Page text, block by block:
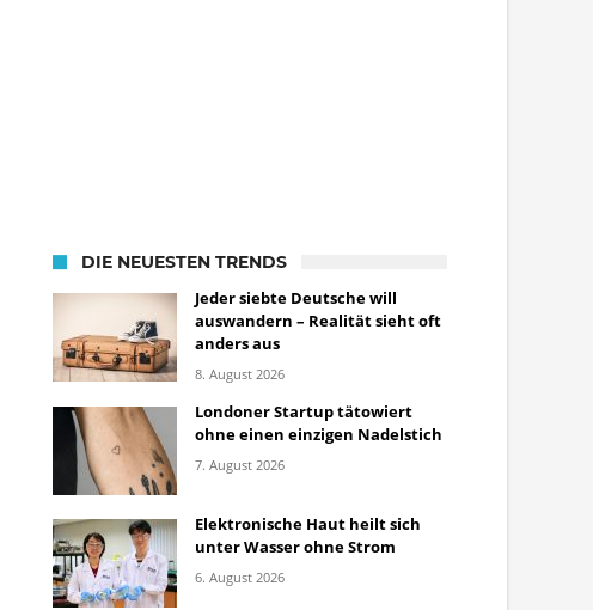
DIE NEUESTEN TRENDS
Jeder siebte Deutsche will
auswandern – Realität sieht oft
anders aus
8. August 2026
Londoner Startup tätowiert
ohne einen einzigen Nadelstich
7. August 2026
Elektronische Haut heilt sich
unter Wasser ohne Strom
6. August 2026